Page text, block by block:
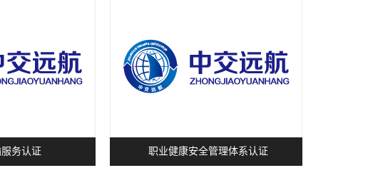
务认证 职业健康安全管理体系认证